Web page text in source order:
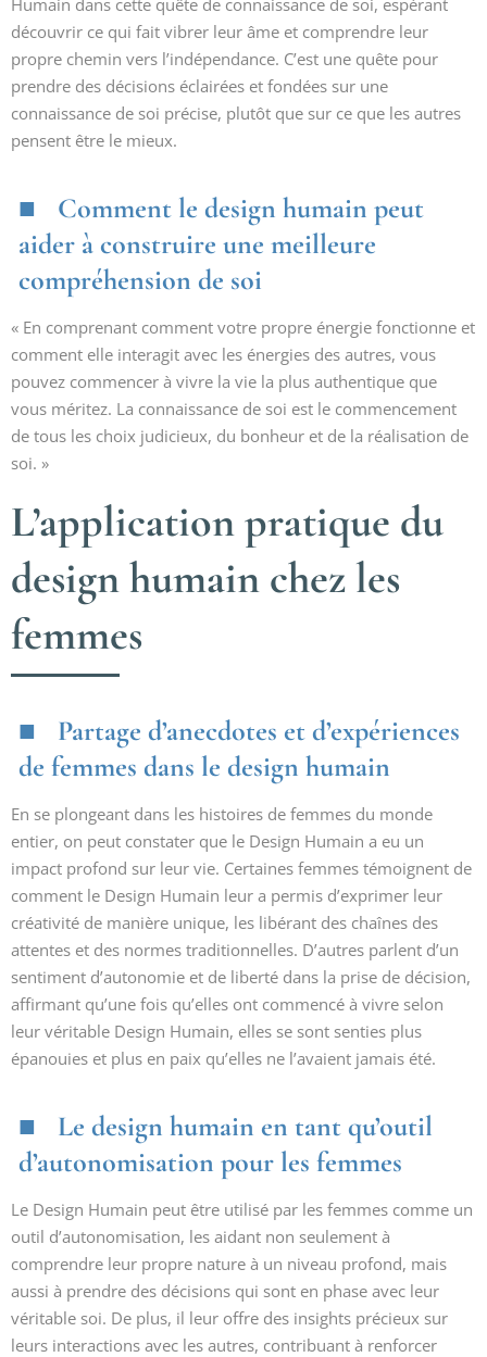
Humain dans cette quête de connaissance de soi, espérant
découvrir ce qui fait vibrer leur âme et comprendre leur
propre chemin vers l’indépendance. C’est une quête pour
prendre des décisions éclairées et fondées sur une
connaissance de soi précise, plutôt que sur ce que les autres
pensent être le mieux.
Comment le design humain peut
aider à construire une meilleure
compréhension de soi
« En comprenant comment votre propre énergie fonctionne et
comment elle interagit avec les énergies des autres, vous
pouvez commencer à vivre la vie la plus authentique que
vous méritez. La connaissance de soi est le commencement
de tous les choix judicieux, du bonheur et de la réalisation de
soi. »
L’application pratique du
design humain chez les
femmes
Partage d’anecdotes et d’expériences
de femmes dans le design humain
En se plongeant dans les histoires de femmes du monde
entier, on peut constater que le Design Humain a eu un
impact profond sur leur vie. Certaines femmes témoignent de
comment le Design Humain leur a permis d’exprimer leur
créativité de manière unique, les libérant des chaînes des
attentes et des normes traditionnelles. D’autres parlent d’un
sentiment d’autonomie et de liberté dans la prise de décision,
affirmant qu’une fois qu’elles ont commencé à vivre selon
leur véritable Design Humain, elles se sont senties plus
épanouies et plus en paix qu’elles ne l’avaient jamais été.
Le design humain en tant qu’outil
d’autonomisation pour les femmes
Le Design Humain peut être utilisé par les femmes comme un
outil d’autonomisation, les aidant non seulement à
comprendre leur propre nature à un niveau profond, mais
aussi à prendre des décisions qui sont en phase avec leur
véritable soi. De plus, il leur offre des insights précieux sur
leurs interactions avec les autres, contribuant à renforcer